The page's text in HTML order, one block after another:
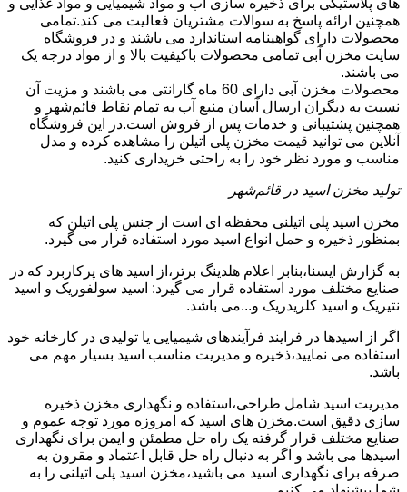
همچنین ارائه پاسخ به سوالات مشتریان فعالیت می کند.تمامی
محصولات دارای گواهینامه استاندارد می باشند و در فروشگاه
سایت مخزن آبی تمامی محصولات باکیفیت بالا و از مواد درجه یک
می باشند.
محصولات مخزن آبی دارای 60 ماه گارانتی می باشند و مزیت آن
نسبت به دیگران ارسال آسان منبع آب به تمام نقاط قائم‌شهر و
همچنین پشتیبانی و خدمات پس از فروش است.در این فروشگاه
آنلاین می توانید قیمت مخزن پلی اتیلن را مشاهده کرده و مدل
مناسب و مورد نظر خود را به راحتی خریداری کنید.
تولید مخزن اسید در قائم‌شهر
مخزن اسید پلی اتیلنی محفظه ای است از جنس پلی اتیلن که
بمنظور ذخیره و حمل انواع اسید مورد استفاده قرار می گیرد.
به گزارش ایسنا،بنابر اعلام هلدینگ برتر،از اسید های پرکاربرد که در
صنایع مختلف مورد استفاده قرار می گیرد: اسید سولفوریک و اسید
نتیریک و اسید کلریدریک و...می باشد.
اگر از اسیدها در فرایند فرآیندهای شیمیایی یا تولیدی در کارخانه خود
استفاده می نمایید،ذخیره و مدیریت مناسب اسید بسیار مهم می
باشد.
مدیریت اسید شامل طراحی،استفاده و نگهداری مخزن ذخیره
سازی دقیق است.مخزن های اسید که امروزه مورد توجه عموم و
صنایع مختلف قرار گرفته یک راه حل مطمئن و ایمن برای نگهداری
اسیدها می باشد و اگر به دنبال راه حل قابل اعتماد و مقرون به
صرفه برای نگهداری اسید می باشید،مخزن اسید پلی اتیلنی را به